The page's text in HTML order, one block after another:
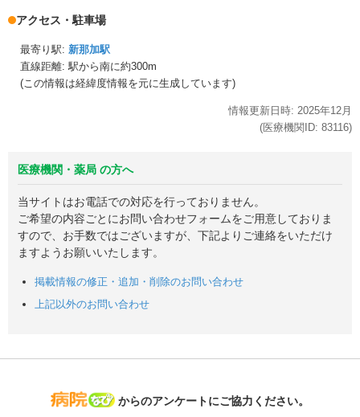
アクセス・駐車場
最寄り駅: 新那加駅
直線距離: 駅から南に約300m
(この情報は経緯度情報を元に生成しています)
情報更新日時: 2025年12月
(医療機関ID: 83116)
医療機関・薬局 の方へ
当サイトはお電話での対応を行っておりません。
ご希望の内容ごとにお問い合わせフォームをご用意しておりま
すので、お手数ではございますが、下記よりご連絡をいただけ
ますようお願いいたします。
掲載情報の修正・追加・削除のお問い合わせ
上記以外のお問い合わせ
病院なび
からのアンケートにご協力ください。